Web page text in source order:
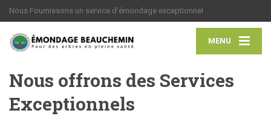
Nous Fournissons un service d’émondage exceptionnel
MENU
Nous offrons des Services
Exceptionnels